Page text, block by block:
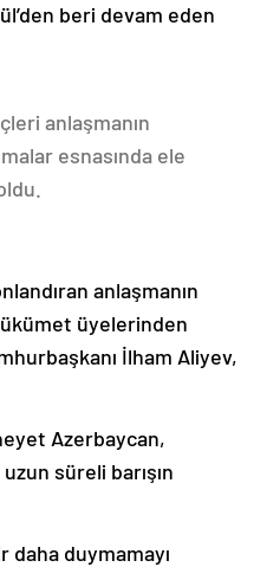
beri devam eden
anlaşmanın
esnasında ele
anlaşmanın
üyelerinden
İlham Aliyev,
Azerbaycan,
süreli barışın
daha duymamayı